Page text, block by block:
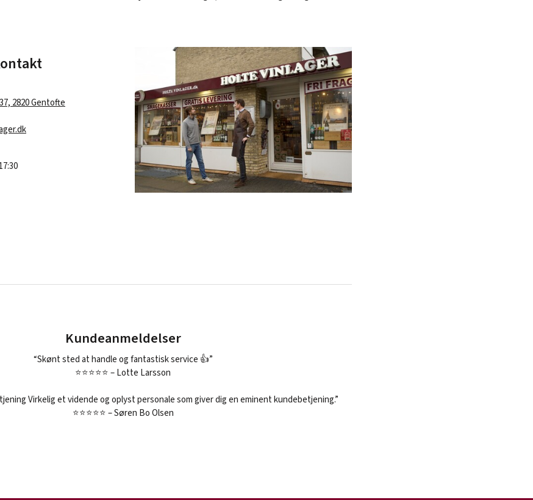
2820 Gentofte
Kundeanmeldelser
“Skønt sted at handle og fantastisk service 👍”
⭐⭐⭐⭐⭐ – Lotte Larsson
Virkelig et vidende og oplyst personale som giver dig en eminent kundebetjening.”
⭐⭐⭐⭐⭐ – Søren Bo Olsen